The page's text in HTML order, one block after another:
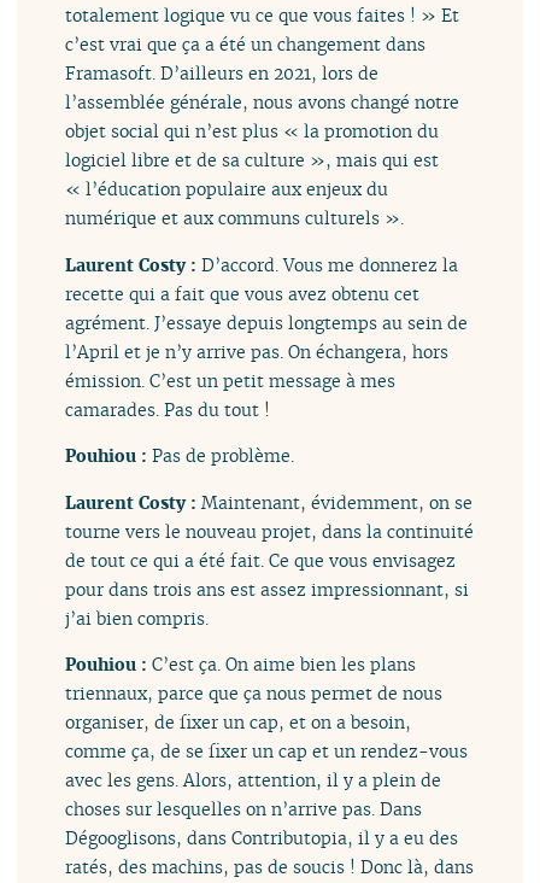
totalement logique vu ce que vous faites ! » Et
c’est vrai que ça a été un changement dans
Framasoft. D’ailleurs en 2021, lors de
l’assemblée générale, nous avons changé notre
objet social qui n’est plus « la promotion du
logiciel libre et de sa culture », mais qui est
« l’éducation populaire aux enjeux du
numérique et aux communs culturels ».
Laurent Costy :D’accord. Vous me donnerez la
recette qui a fait que vous avez obtenu cet
agrément. J’essaye depuis longtemps au sein de
l’April et je n’y arrive pas. On échangera, hors
émission. C’est un petit message à mes
camarades. Pas du tout !
Pouhiou :Pas de problème.
Laurent Costy :Maintenant, évidemment, on se
tourne vers le nouveau projet, dans la continuité
de tout ce qui a été fait. Ce que vous envisagez
pour dans trois ans est assez impressionnant, si
j’ai bien compris.
Pouhiou :C’est ça. On aime bien les plans
triennaux, parce que ça nous permet de nous
organiser, de fixer un cap, et on a besoin,
comme ça, de se fixer un cap et un rendez-vous
avec les gens. Alors, attention, il y a plein de
choses sur lesquelles on n’arrive pas. Dans
Dégooglisons, dans Contributopia, il y a eu des
ratés, des machins, pas de soucis ! Donc là, dans